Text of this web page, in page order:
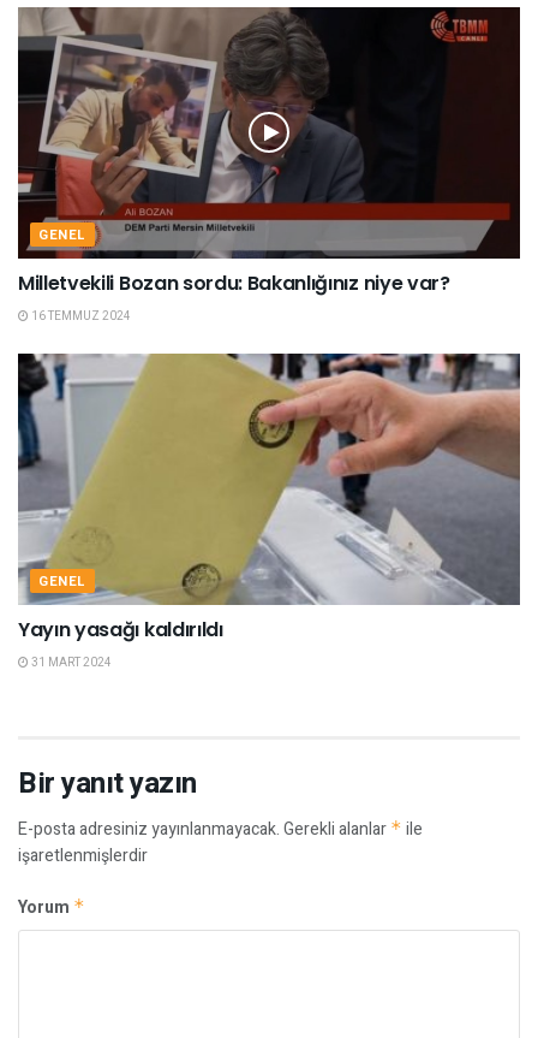
GENEL
Milletvekili Bozan sordu: Bakanlığınız niye var?
16 TEMMUZ 2024
GENEL
Yayın yasağı kaldırıldı
31 MART 2024
Bir yanıt yazın
E-posta adresiniz yayınlanmayacak.Gerekli alanlar * ile
işaretlenmişlerdir
Yorum *